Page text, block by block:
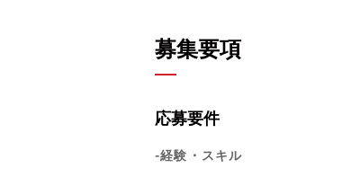
募集要項
応募要件
-経験・スキル